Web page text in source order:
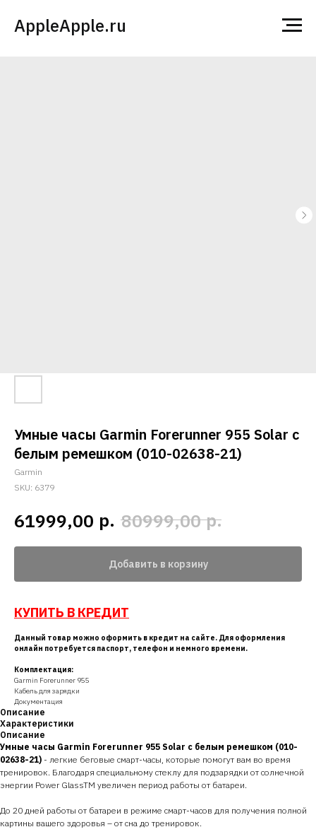
AppleApple.ru
Умные часы Garmin Forerunner 955 Solar с
белым ремешком (010-02638-21)
Garmin
SKU: 6379
61999,00 р. 80999,00 р.
Добавить в корзину
КУПИТЬ В КРЕДИТ
Данный товар можно оформить в кредит на сайте. Для оформления
онлайн потребуется паспорт, телефон и немного времени.
Комплектация:
Garmin Forerunner 955
Кабель для зарядки
Документация
Описание
Характеристики
Описание
Умные часы Garmin Forerunner 955 Solar с белым ремешком (010-
02638-21) - легкие беговые смарт-часы, которые помогут вам во время
тренировок. Благодаря специальному стеклу для подзарядки от солнечной
энергии Power GlassTM увеличен период работы от батареи.
До 20 дней работы от батареи в режиме смарт-часов для получения полной
картины вашего здоровья – от сна до тренировок.